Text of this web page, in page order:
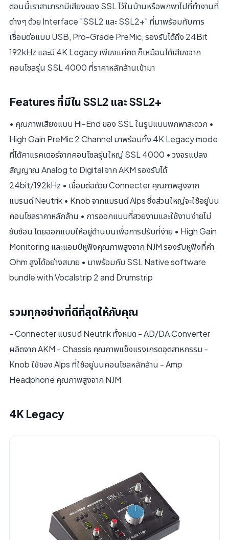
ตอนนี้เราสามารถมีเสียงของ SSL ไว้ในบ้านหรือพกพาไปที่ทํางานที่
ต่างๆ ด้วย Interface "SSL2 และ SSL2+" ที่มาพร้อมกับการ
เชื่อมต่อแบบ USB, Pro-Grade PreMic, รองรับได้ถึง 24Bit
192kHz และมี 4K Legacy เพียงแค่กด ก็เหมือนได้เสียงจาก
คอนโซลรุ่น SSL 4000 ที่ราคาหลักล้านเข้ามา
Features ที่มีใน SSL2 และ SSL2+
• คุณภาพเสียงแบบ Hi-End ของ SSL ในรูปแบบพกพาสะดวก •
High Gain PreMic 2 Channel มาพร้อมทั้ง 4K Legacy mode
ที่ได้คาแรคเตอร์จากคอนโซลรุ่นใหญ่ SSL 4000 • วงจรแปลง
สัญญาณ Analog to Digital จาก AKM รองรับได้
24bit/192kHz • เชื่อมต่อด้วย Connecter คุณภาพสูงจาก
แบรนด์ Neutrik • Knob จากแบรนด์ Alps ซึ่งส่วนใหญ่จะใช้อยู่บน
คอนโซลราคาหลักล้าน • การออกแบบที่สวยงามและใช้งานง่ายไม่
ซับซ้อน โดยออกแบบให้อยู่ด้านบนเพื่อการปรับที่ง่าย • High Gain
Monitoring และแอมป์หูฟังคุณภาพสูงจาก NJM รองรับหูฟังที่ค่า
Ohm สูงได้อย่างสบาย • มาพร้อมกับ SSL Native software
bundle with Vocalstrip 2 and Drumstrip
รวมทุกอย่างที่ดีที่สุดให้กับคุณ
- Connecter แบรนด์ Neutrik ทั้งหมด - AD/DA Converter
ผลิตจาก AKM - Chassis คุณภาพแข็งแรงเกรดอุตสาหกรรม -
Knob ใช้ของ Alps ที่ใช้อยู่บนคอนโซลหลักล้าน - Amp
Headphone คุณภาพสูงจาก NJM
4K Legacy